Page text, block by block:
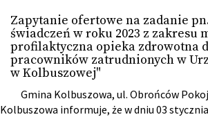
Zapytanie ofertowe na zadanie
świadczeń w roku 2023 z zakresu
profilaktyczna opieka zdrowotna
pracowników zatrudnionych w
w Kolbuszowej"
Gmina Kolbuszowa, ul. Obrońców
Kolbuszowa informuje, że w dniu 03